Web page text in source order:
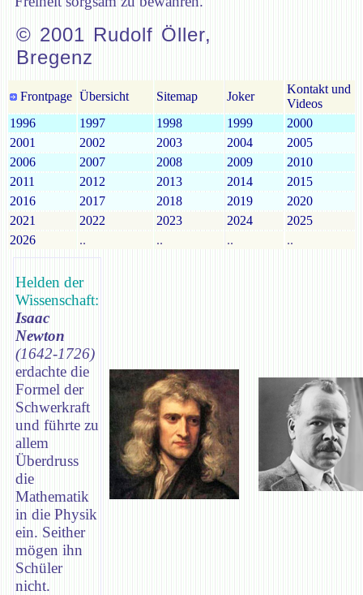
© 2001 Rudolf Öller,
Bregenz
Frontpage Übersicht Sitemap Joker
Kontakt und
Videos
1996
1997 1998 1999
2000
2001
2002 2003 2004
2005
2006
2007 2008 2009
2010
2011
2012 2013 2014
2015
2016
2017 2018 2019
2020
2021
2022 2023 2024
2025
2026
.. .. .. ..
Helden der
Wissenschaft:
Isaac
Newton
(1642-1726)
erdachte die
Formel der
Schwerkraft
und führte zu
allem
Überdruss
die
Mathematik
in die Physik
ein. Seither
mögen ihn
Schüler
nicht.